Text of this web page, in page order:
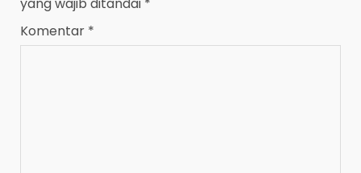
Komentar *